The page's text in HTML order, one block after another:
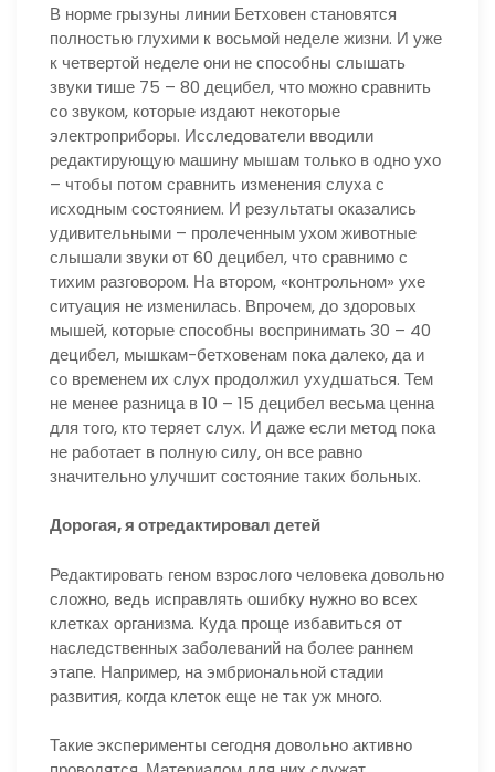
В норме грызуны линии Бетховен становятся
полностью глухими к восьмой неделе жизни. И уже
к четвертой неделе они не способны слышать
звуки тише 75 – 80 децибел, что можно сравнить
со звуком, которые издают некоторые
электроприборы. Исследователи вводили
редактирующую машину мышам только в одно ухо
– чтобы потом сравнить изменения слуха с
исходным состоянием. И результаты оказались
удивительными – пролеченным ухом животные
слышали звуки от 60 децибел, что сравнимо с
тихим разговором. На втором, «контрольном» ухе
ситуация не изменилась. Впрочем, до здоровых
мышей, которые способны воспринимать 30 – 40
децибел, мышкам-бетховенам пока далеко, да и
со временем их слух продолжил ухудшаться. Тем
не менее разница в 10 – 15 децибел весьма ценна
для того, кто теряет слух. И даже если метод пока
не работает в полную силу, он все равно
значительно улучшит состояние таких больных.
Дорогая, я отредактировал детей
Редактировать геном взрослого человека довольно
сложно, ведь исправлять ошибку нужно во всех
клетках организма. Куда проще избавиться от
наследственных заболеваний на более раннем
этапе. Например, на эмбриональной стадии
развития, когда клеток еще не так уж много.
Такие эксперименты сегодня довольно активно